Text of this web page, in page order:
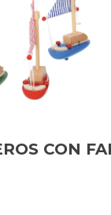
CON